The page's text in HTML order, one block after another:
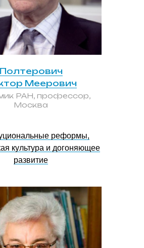
Полтерович
Меерович
РАН, профессор,
Москва
реформы,
культура и догоняющее
развитие